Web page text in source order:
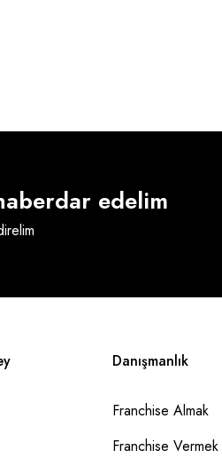
edelim
Danışmanlık
Franchise Almak
Franchise Vermek